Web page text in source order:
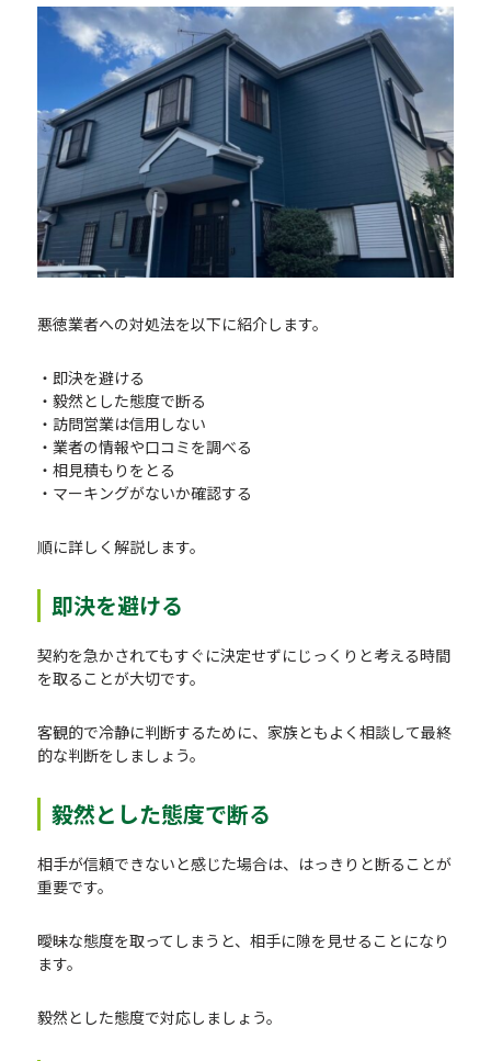
悪徳業者への対処法を以下に紹介します。
・即決を避ける
・毅然とした態度で断る
・訪問営業は信用しない
・業者の情報や口コミを調べる
・相見積もりをとる
・マーキングがないか確認する
順に詳しく解説します。
即決を避ける
契約を急かされてもすぐに決定せずにじっくりと考える時間
を取ることが大切です。
客観的で冷静に判断するために、家族ともよく相談して最終
的な判断をしましょう。
毅然とした態度で断る
相手が信頼できないと感じた場合は、はっきりと断ることが
重要です。
曖昧な態度を取ってしまうと、相手に隙を見せることになり
ます。
毅然とした態度で対応しましょう。